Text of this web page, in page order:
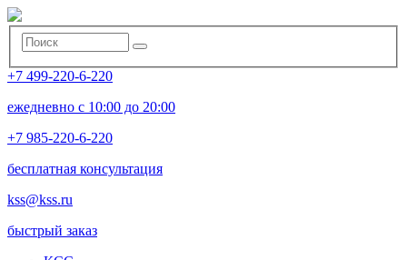
+7 499-220-6-220
ежедневно с 10:00 до 20:00
+7 985-220-6-220
бесплатная консультация
kss@kss.ru
быстрый заказ